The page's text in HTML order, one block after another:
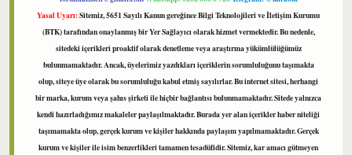
Yasal Uyarı:Sitemiz, 5651 Sayılı Kanun gereğince Bilgi Teknolojileri ve İletişim Kurumu
(BTK) tarafından onaylanmış bir Yer Sağlayıcı olarak hizmet vermektedir. Bu nedenle,
sitedeki içerikleri proaktif olarak denetleme veya araştırma yükümlülüğümüz
bulunmamaktadır. Ancak, üyelerimiz yazdıkları içeriklerin sorumluluğunu taşımakta
olup, siteye üye olarak bu sorumluluğu kabul etmiş sayılırlar. Bu internet sitesi, herhangi
bir marka, kurum veya şahıs şirketi ile hiçbir bağlantısı bulunmamaktadır. Sitede yalnızca
kendi hazırladığımız makaleler paylaşılmaktadır. Burada yer alan içerikler haber niteliği
taşımamakta olup, gerçek kurum ve kişiler hakkında paylaşım yapılmamaktadır. Gerçek
kurum ve kişiler ile isim benzerlikleri tamamen tesadüfidir. Sitemiz, kar amacı gütmeyen